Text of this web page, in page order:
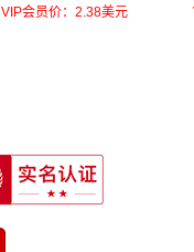
进阶版（100GB）
VIP会员价：2.38美元